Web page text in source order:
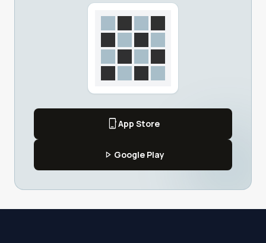
phone_iphoneApp Store
play_arrow Google Play